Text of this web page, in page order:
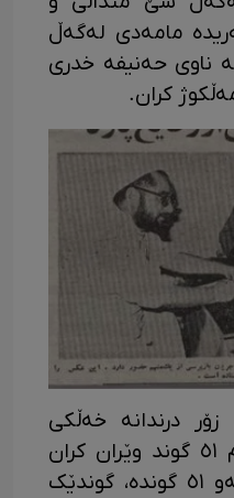
مامەدی لەگەڵ
ناوی حەنیفە خدری
کران.
زۆر درندانە خەڵكی
کۆمەڵکوژ دەکرد، لانیکەم ٥١ گوند وێران کران
یانیش سووتێنران؛ کە لەو ٥١ گوندە، گوندێک